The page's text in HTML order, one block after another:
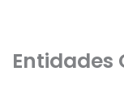
Entidades